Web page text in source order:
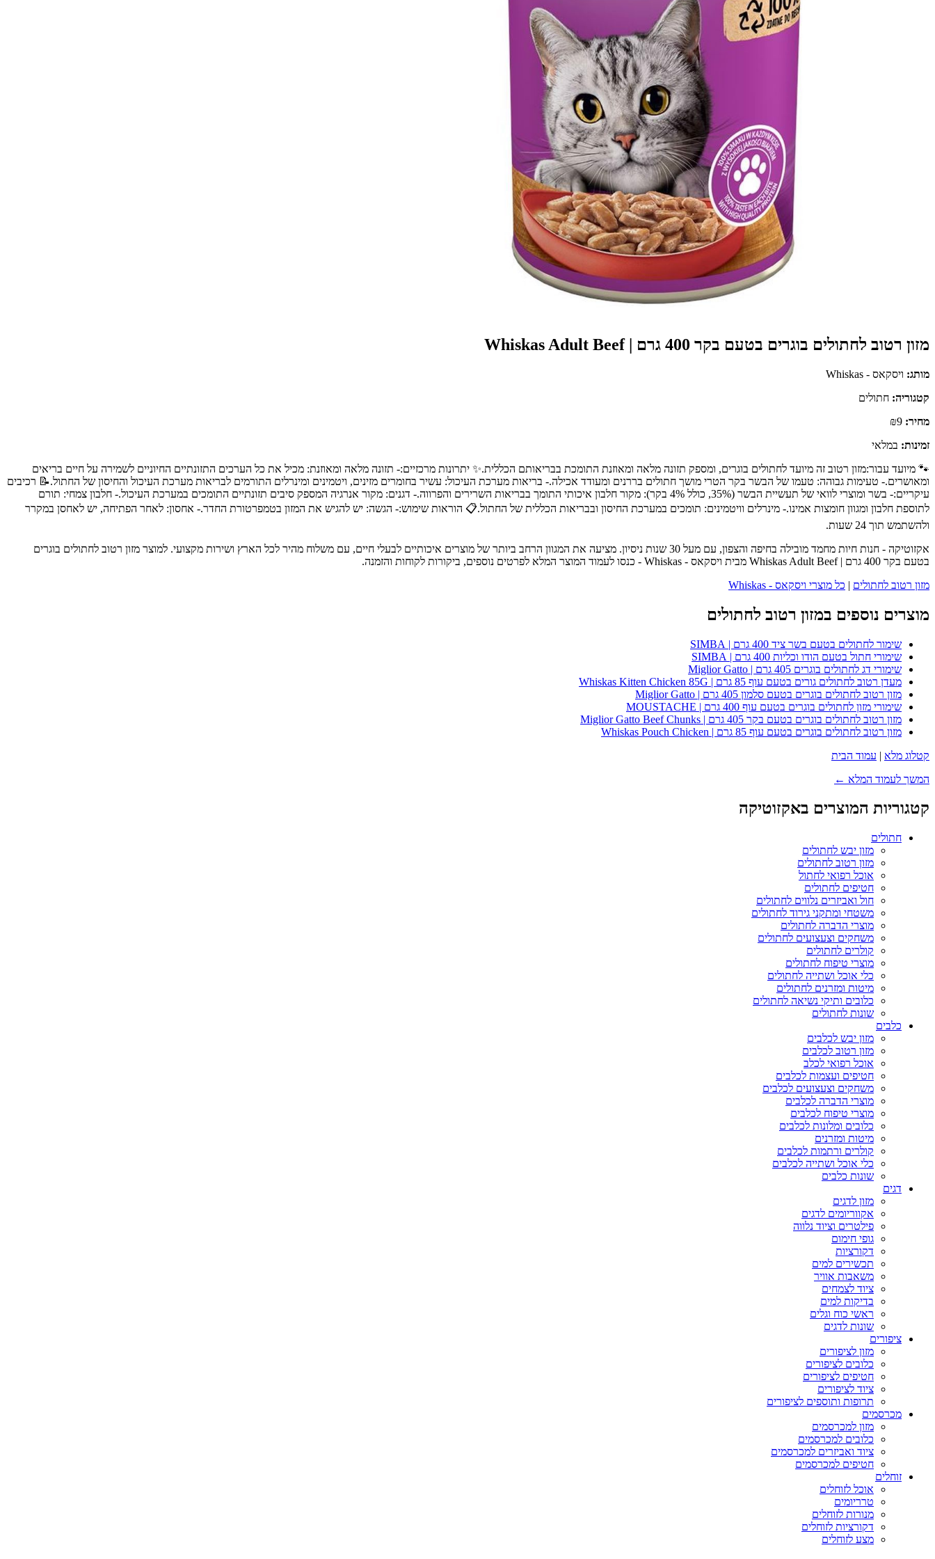
מזון רטוב לחתולים בוגרים בטעם בקר 400 גרם | Whiskas Adult Beef
מותג: ויסקאס - Whiskas
קטגוריה: חתולים
מחיר:
זמינות: במלאי
🐾 מיועד עבור:מזון רטוב זה מיועד לחתולים בוגרים, ומספק תזונה מלאה ומאוזנת התומכת בבריאותם הכללית.✨ יתרונות מרכזיים:- תזונה מלאה ומאוזנת: מכיל את כל הערכים התזונתיים החיוניים לשמירה על חיים בריאים
ומאושרים.- טעימות גבוהה: טעמו של הבשר בקר הטרי מושך חתולים בררנים ומעודד אכילה.- בריאות מערכת העיכול: עשיר בחומרים מזינים, ויטמינים ומינרלים התורמים לבריאות מערכת העיכול והחיסון של החתול.📝 רכיבים
עיקריים:- בשר ומוצרי לוואי של תעשיית הבשר (35%, כולל 4% בקר): מקור חלבון איכותי התומך בבריאות השרירים והפרווה.- דגנים: מקור אנרגיה המספק סיבים תזונתיים התומכים במערכת העיכול.- חלבון צמחי: תורם
לתוספת חלבון ומגוון חומצות אמינו.- מינרלים וויטמינים: תומכים במערכת החיסון ובבריאות הכללית של החתול.📋 הוראות שימוש:- הגשה: יש להגיש את המזון בטמפרטורת החדר.- אחסון: לאחר הפתיחה, יש לאחסן במקרר
ולהשתמש תוך 24 שעות.
אקזוטיקה - חנות חיות מחמד מובילה בחיפה והצפון, עם מעל 30 שנות ניסיון. מציעה את המגוון הרחב ביותר של מוצרים איכותיים לבעלי חיים, עם משלוח מהיר לכל הארץ ושירות מקצועי. למוצר מזון רטוב לחתולים בוגרים
בטעם בקר 400 גרם | Whiskas Adult Beef מבית ויסקאס - Whiskas - כנסו לעמוד המוצר המלא לפרטים נוספים, ביקורות לקוחות והזמנה.
מזון רטוב לחתולים | כל מוצרי ויסקאס - Whiskas
מוצרים נוספים במזון רטוב לחתולים
שימור לחתולים בטעם בשר ציד 400 גרם | SIMBA
שימורי חתול בטעם הודו וכליות 400 גרם | SIMBA
שימורי דג לחתולים בוגרים 405 גרם | Miglior Gatto
מעדן רטוב לחתולים גורים בטעם עוף 85 גרם | Whiskas Kitten Chicken 85G
מזון רטוב לחתולים בוגרים בטעם סלמון 405 גרם | Miglior Gatto
שימורי מזון לחתולים בוגרים בטעם עוף 400 גרם | MOUSTACHE
מזון רטוב לחתולים בוגרים בטעם בקר 405 גרם | Miglior Gatto Beef Chunks
מזון רטוב לחתולים בוגרים בטעם עוף 85 גרם | Whiskas Pouch Chicken
קטלוג מלא | עמוד הבית
המשך לעמוד המלא ←
קטגוריות המוצרים באקזוטיקה
חתולים
מזון יבש לחתולים
מזון רטוב לחתולים
אוכל רפואי לחתול
חטיפים לחתולים
חול ואביזרים נלווים לחתולים
משטחי ומתקני גירוד לחתולים
מוצרי הדברה לחתולים
משחקים וצעצועים לחתולים
קולרים לחתולים
מוצרי טיפוח לחתולים
כלי אוכל ושתייה לחתולים
מיטות ומזרנים לחתולים
כלובים ותיקי נשיאה לחתולים
שונות לחתולים
כלבים
מזון יבש לכלבים
מזון רטוב לכלבים
אוכל רפואי לכלב
חטיפים ועצמות לכלבים
משחקים וצעצועים לכלבים
מוצרי הדברה לכלבים
מוצרי טיפוח לכלבים
כלובים ומלונות לכלבים
מיטות ומזרנים
קולרים ורתמות לכלבים
כלי אוכל ושתייה לכלבים
שונות כלבים
דגים
מזון לדגים
אקווריומים לדגים
פילטרים וציוד נלווה
גופי חימום
דקורציות
תכשירים למים
משאבות אוויר
ציוד לצמחים
בדיקות למים
ראשי כוח וגלים
שונות לדגים
ציפורים
מזון לציפורים
כלובים לציפורים
חטיפים לציפורים
ציוד לציפורים
תרופות ותוספים לציפורים
מכרסמים
מזון למכרסמים
כלובים למכרסמים
ציוד ואביזרים למכרסמים
חטיפים למכרסמים
זוחלים
אוכל לזוחלים
טרריומים
מנורות לזוחלים
דקורציות לזוחלים
מצע לזוחלים